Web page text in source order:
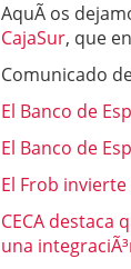
AquÃ­ os
CajaSur, que
Comunicado
El Banco de
El Banco de
El Frob
CECA destaca
una